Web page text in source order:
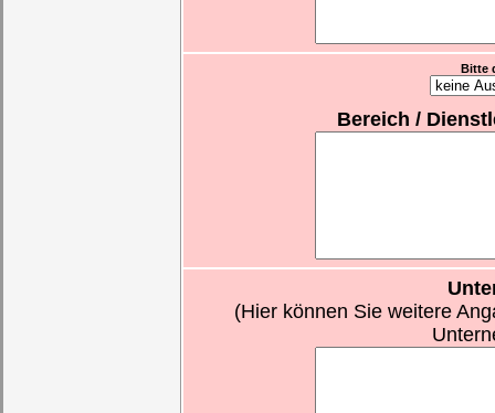
Bitte
Bereich /
(Hier können Sie weitere